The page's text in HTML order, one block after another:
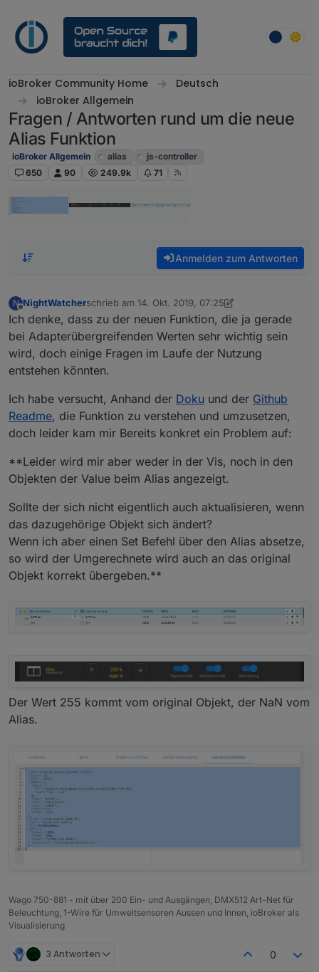
ioBroker Community Home
Deutsch
ioBroker Allgemein
Fragen / Antworten rund um die neue
Alias Funktion
ioBroker Allgemein alias
js-controller
650
90 249.9k 71
Anmelden zum Antworten
N
Offline
NightWatcherschrieb am 14. Okt. 2019, 07:25
zuletzt editiert von NightWatcher
Ich denke, dass zu der neuen Funktion, die ja gerade
bei Adapterübergreifenden Werten sehr wichtig sein
wird, doch einige Fragen im Laufe der Nutzung
entstehen könnten.
Ich habe versucht, Anhand der Doku und der Github
Readme, die Funktion zu verstehen und umzusetzen,
doch leider kam mir Bereits konkret ein Problem auf:
**Leider wird mir aber weder in der Vis, noch in den
Objekten der Value beim Alias angezeigt.
Sollte der sich nicht eigentlich auch aktualisieren, wenn
das dazugehörige Objekt sich ändert?
Wenn ich aber einen Set Befehl über den Alias absetze,
so wird der Umgerechnete wird auch an das original
Objekt korrekt übergeben.**
Der Wert 255 kommt vom original Objekt, der NaN vom
Alias.
Wago 750-881 - mit über 200 Ein- und Ausgängen, DMX512 Art-Net für
Beleuchtung, 1-Wire für Umweltsensoren Aussen und Innen, ioBroker als
Visualisierung
3 Antworten 0